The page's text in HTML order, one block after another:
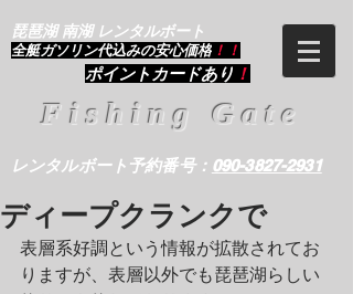
琵琶湖 南湖 レンタルボート
​全艇ガソリン代込みの安心価格 ！！
ポイントカードあり ！
Fishing Gate
レンタルボート予約番号： 090-3827-2931
ディープクランクで
表層系好調という情報が拡散されてお
りますが、表層以外でも琵琶湖らしい